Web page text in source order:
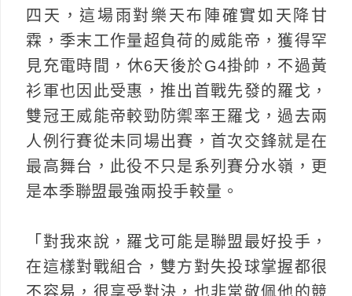
四天，這場雨對樂天布陣確實如天降甘
霖，季末工作量超負荷的威能帝，獲得罕
見充電時間，休6天後於G4掛帥，不過黃
衫軍也因此受惠，推出首戰先發的羅戈，
雙冠王威能帝較勁防禦率王羅戈，過去兩
人例行賽從未同場出賽，首次交鋒就是在
最高舞台，此役不只是系列賽分水嶺，更
是本季聯盟最強兩投手較量。
「對我來說，羅戈可能是聯盟最好投手，
在這樣對戰組合，雙方對失投球掌握都很
不容易，很享受對決，也非常敬佩他的競